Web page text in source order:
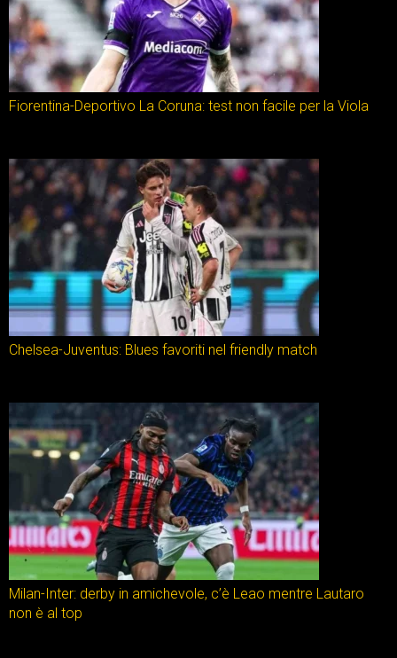
Fiorentina-Deportivo La Coruna: test non facile per la Viola
Chelsea-Juventus: Blues favoriti nel friendly match
Milan-Inter: derby in amichevole, c’è Leao mentre Lautaro
non è al top